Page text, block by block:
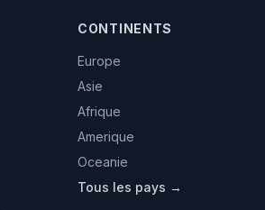
CONTINENTS
Europe
Asie
Afrique
Amerique
Oceanie
Tous les pays →